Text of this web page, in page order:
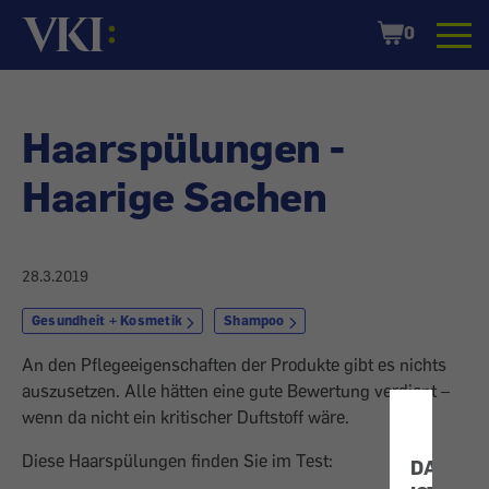
Startseite
Shopping
Cart
0
Haarspülungen -
Haarige Sachen
28.3.2019
Gesundheit + Kosmetik Shampoo
An den Pflegeeigenschaften der Produkte gibt es nichts
auszusetzen. Alle hätten eine gute Bewertung verdient –
wenn da nicht ein kritischer Duftstoff wäre.
Diese Haarspülungen finden Sie im Test: